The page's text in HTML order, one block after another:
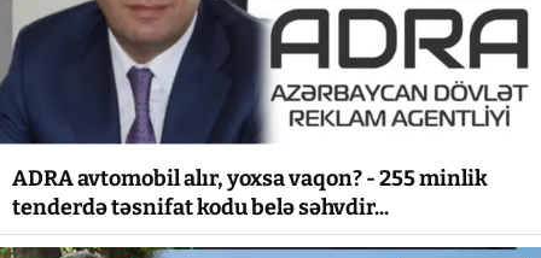
ADRA avtomobil alır, yoxsa vaqon? - 255 minlik
tenderdə təsnifat kodu belə səhvdir...